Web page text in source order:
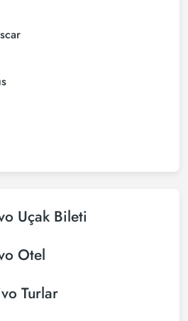
Uçak Bileti
Otel
Turlar